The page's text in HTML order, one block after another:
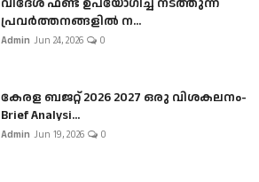
വിദേശ ഫണ്ട് ഉപയോഗിച്ച് നടത്തുന്ന
പ്രവർത്തനങ്ങളിൽ ന...
Admin Jun 24, 2026 0
കേരള ബജറ്റ് 2026 2027 ഒരു വിശകലനം-
Brief Analysi...
Admin Jun 19, 2026 0